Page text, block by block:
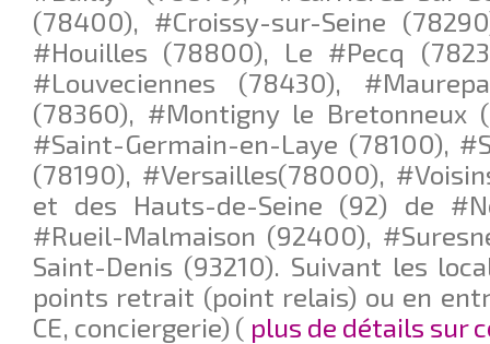
(78400), #Croissy-sur-Seine
#Houilles (78800), Le #Pecq
#Louveciennes (78430),
(78360), #Montigny le Bretonneux
#Saint-Germain-en-Laye (78100),
(78190), #Versailles(78000),
et des Hauts-de-Seine (92) de
#Rueil-Malmaison (92400),
Saint-Denis (93210). Suivant les
points retrait (point relais) ou en
CE, conciergerie) ( plus de détails sur